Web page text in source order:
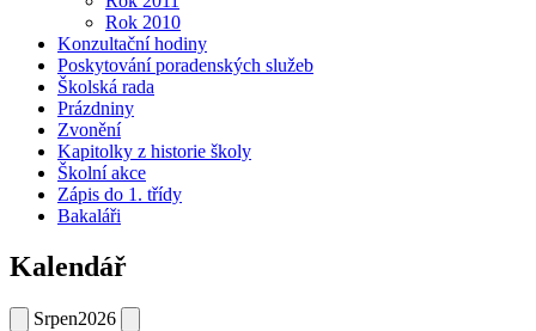
Rok 2010
Konzultační hodiny
Poskytování poradenských služeb
Školská rada
Prázdniny
Zvonění
Kapitolky z historie školy
Školní akce
Zápis do 1. třídy
Bakaláři
Kalendář
Srpen2026